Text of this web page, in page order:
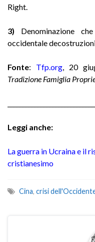
Right.
3) Denominazione
occidentale
Fonte: Tfp.org 20
Tradizione Famiglia
Leggi anche:
La guerra in Ucraina e il
cristianesimo
Cina, crisi